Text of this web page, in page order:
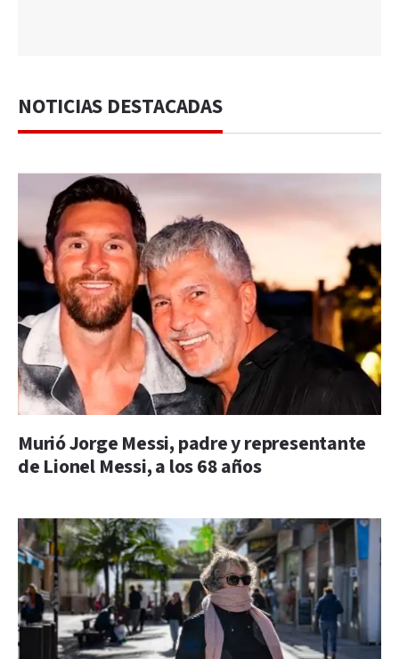
NOTICIAS DESTACADAS
Murió Jorge Messi, padre y representante
de Lionel Messi, a los 68 años